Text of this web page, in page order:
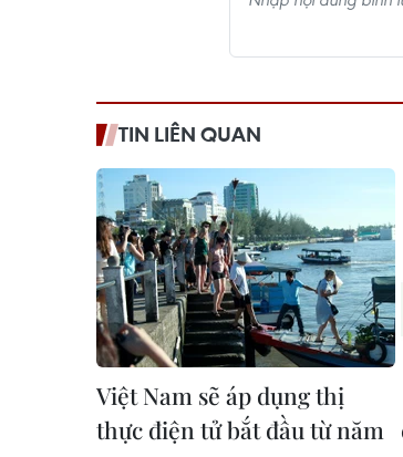
TIN LIÊN QUAN
Việt Nam sẽ áp dụng thị
thực điện tử bắt đầu từ năm